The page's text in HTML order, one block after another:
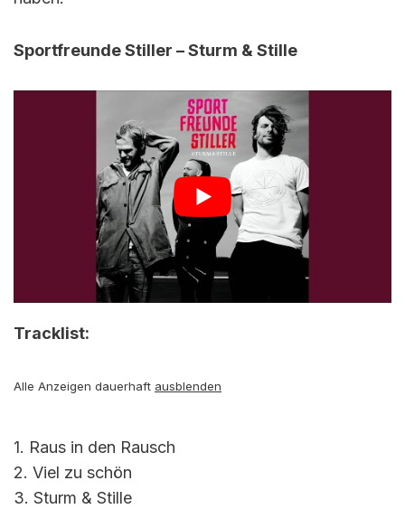
Sportfreunde Stiller – Sturm & Stille
Tracklist:
Alle Anzeigen dauerhaft ausblenden
1. Raus in den Rausch
2. Viel zu schön
3. Sturm & Stille